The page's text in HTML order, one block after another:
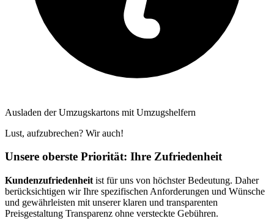
Ausladen der Umzugskartons mit Umzugshelfern
Lust, aufzubrechen? Wir auch!
Unsere oberste Priorität: Ihre Zufriedenheit
Kundenzufriedenheit ist für uns von höchster Bedeutung. Daher
berücksichtigen wir Ihre spezifischen Anforderungen und Wünsche
und gewährleisten mit unserer klaren und transparenten
Preisgestaltung Transparenz ohne versteckte Gebühren.